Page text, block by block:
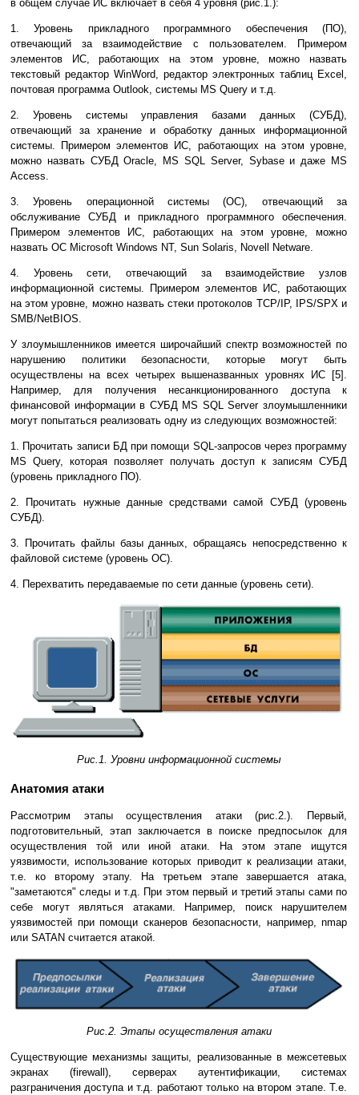
в общем случае ИС включает в себя 4 уровня (рис.1.):
1. Уровень прикладного программного обеспечения (ПО),
отвечающий за взаимодействие с пользователем. Примером
элементов ИС, работающих на этом уровне, можно назвать
текстовый редактор WinWord, редактор электронных таблиц Excel,
почтовая программа Outlook, системы MS Query и т.д.
2. Уровень системы управления базами данных (СУБД),
отвечающий за хранение и обработку данных информационной
системы. Примером элементов ИС, работающих на этом уровне,
можно назвать СУБД Oracle, MS SQL Server, Sybase и даже MS
Access.
3. Уровень операционной системы (ОС), отвечающий за
обслуживание СУБД и прикладного программного обеспечения.
Примером элементов ИС, работающих на этом уровне, можно
назвать ОС Microsoft Windows NT, Sun Solaris, Novell Netware.
4. Уровень сети, отвечающий за взаимодействие узлов
информационной системы. Примером элементов ИС, работающих
на этом уровне, можно назвать стеки протоколов TCP/IP, IPS/SPX и
SMB/NetBIOS.
У злоумышленников имеется широчайший спектр возможностей по
нарушению политики безопасности, которые могут быть
осуществлены на всех четырех вышеназванных уровнях ИС [5].
Например, для получения несанкционированного доступа к
финансовой информации в СУБД MS SQL Server злоумышленники
могут попытаться реализовать одну из следующих возможностей:
1. Прочитать записи БД при помощи SQL-запросов через программу
MS Query, которая позволяет получать доступ к записям СУБД
(уровень прикладного ПО).
2. Прочитать нужные данные средствами самой СУБД (уровень
СУБД).
3. Прочитать файлы базы данных, обращаясь непосредственно к
файловой системе (уровень ОС).
4. Перехватить передаваемые по сети данные (уровень сети).
Рис.1. Уровни информационной системы
Анатомия атаки
Рассмотрим этапы осуществления атаки (рис.2.). Первый,
подготовительный, этап заключается в поиске предпосылок для
осуществления той или иной атаки. На этом этапе ищутся
уязвимости, использование которых приводит к реализации атаки,
т.е. ко второму этапу. На третьем этапе завершается атака,
"заметаются" следы и т.д. При этом первый и третий этапы сами по
себе могут являться атаками. Например, поиск нарушителем
уязвимостей при помощи сканеров безопасности, например, nmap
или SATAN считается атакой.
Рис.2. Этапы осуществления атаки
Существующие механизмы защиты, реализованные в межсетевых
экранах (firewall), серверах аутентификации, системах
разграничения доступа и т.д. работают только на втором этапе. Т.е.